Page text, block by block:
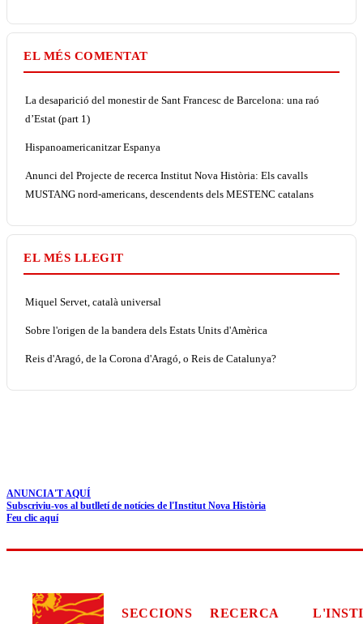
EL MÉS COMENTAT
La desaparició del monestir de Sant Francesc de Barcelona: una raó
d’Estat (part 1)
Hispanoamericanitzar Espanya
Anunci del Projecte de recerca Institut Nova Història: Els cavalls
MUSTANG nord-americans, descendents dels MESTENC catalans
EL MÉS LLEGIT
Miquel Servet, català universal
Sobre l'origen de la bandera dels Estats Units d'Amèrica
Reis d'Aragó, de la Corona d'Aragó, o Reis de Catalunya?
ANUNCIA'T AQUÍ
Subscriviu-vos al butlletí de notícies de l'Institut Nova Història
Feu clic aquí
SECCIONS RECERCA